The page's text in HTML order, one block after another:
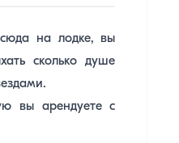
на лодке, вы
сколько душе
вы арендуете с